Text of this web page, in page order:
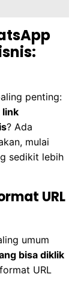
penting:
link
? Ada
mulai
sedikit lebih
URL
umum
bisa diklik
URL